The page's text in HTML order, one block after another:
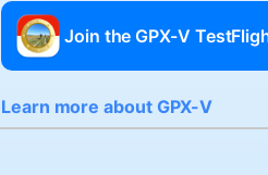
Join the GPX-V
Learn more about GPX-V